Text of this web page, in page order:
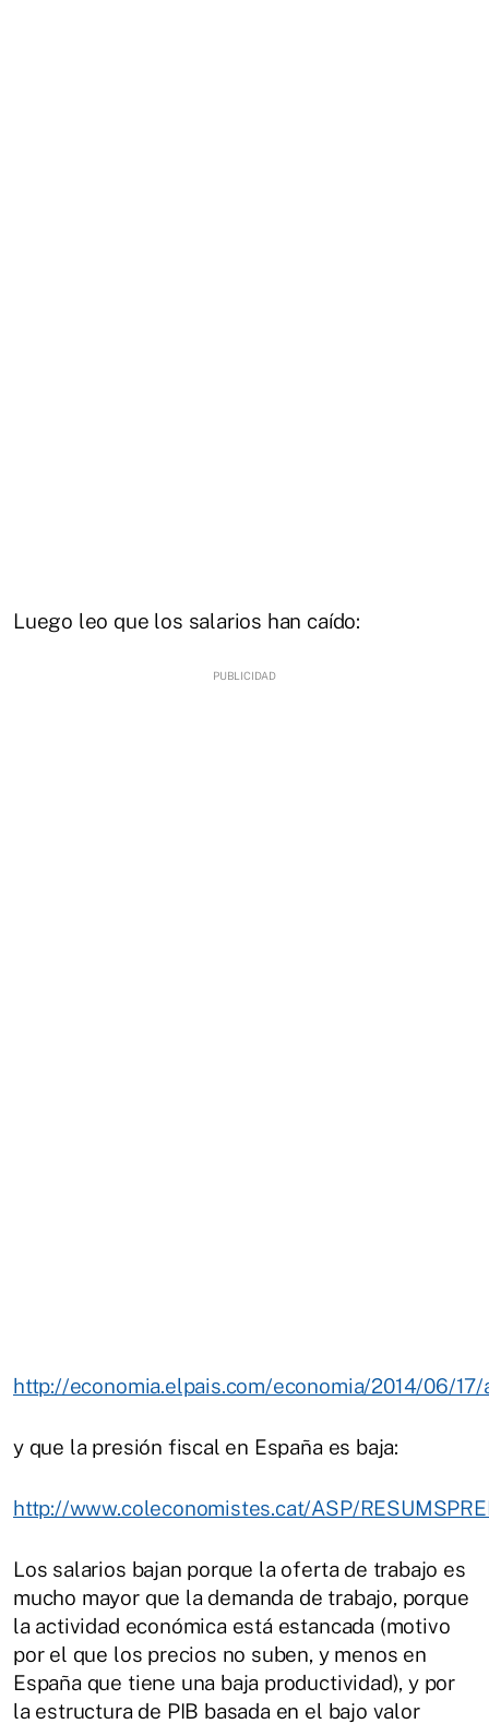
Luego leo que los salarios han caído:
http://economia.elpais.com/economia/2014/06/
y que la presión fiscal en España es baja:
http://www.coleconomistes.cat/ASP/
Los salarios bajan porque la oferta de trabajo es
mucho mayor que la demanda de trabajo, porque
la actividad económica está estancada (motivo
por el que los precios no suben, y menos en
España que tiene una baja productividad), y por
la estructura de PIB basada en el bajo valor